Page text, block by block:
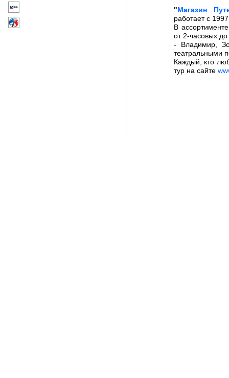
"Магазин
работает с
В
от 2-часовых
- Владимир,
театральными
Каждый, кто
тур на сайте